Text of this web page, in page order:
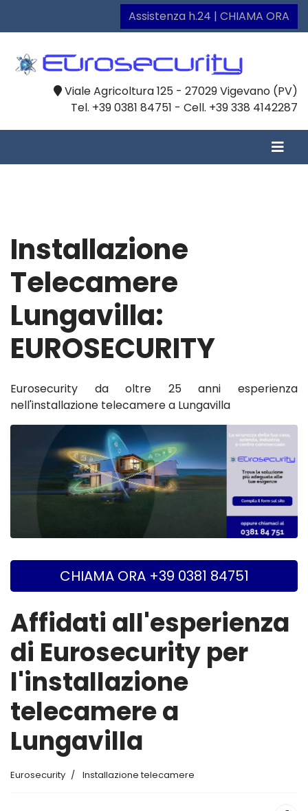
Assistenza h.24 | CHIAMA ORA
Viale Agricoltura 125 - 27029 Vigevano (PV)
Tel. +39 0381 84751 - Cell. +39 338 4142287
Installazione
Telecamere
Lungavilla:
EUROSECURITY
Eurosecurity da oltre 25 anni esperienza
nell'installazione telecamere a Lungavilla
CHIAMA ORA +39 0381 84751
Affidati all'esperienza
di Eurosecurity per
l'installazione
telecamere a
Lungavilla
Eurosecurity Installazione telecamere